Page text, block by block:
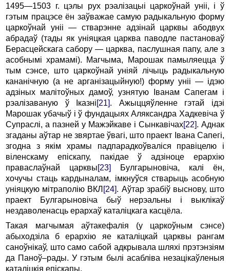
1495—1503 г. цэлы рух рэалізацыі царкоўнай уніі, і ў
гэтым працэсе ён заўважае самую радыкальную форму
царкоўнай уніі — стварэнне адзінай царквы абодвух
абрадаў (тады як уніяцкая царква паводле пастановаў
Берасцейскага сабору — царква, паслушная папу, але з
асобнымі храмамі). Магчыма, Марошак памыляецца ў
тым сэнсе, што царкоўнай уніяй лічыць радыкальную
кананічную (а не арганізацыйную!) форму уніі — ідэю
адзіных малітоўных дамоў, узнятую Іванам Сапегам і
рэалізаваную ў Іказні[21]. Ажыццяўленне гэтай ідэі
Марошак убачыў і ў фундацыях Аляксандра Хадкевіча ў
Супраслі, а пазней у Мажэйкаве і Сынкавічах[22]. Аднак
згаданы аўтар не звяртае ўвагі, што праект Івана Сапегі,
згодна з якім храмы падпарадкоўваліся правіцелю і
віленскаму епіскапу, пакідае ў адзіноце ерархію
праваслаўнай царквы[23]
Булгарыновіча, калі ён,
хочучы стаць кардыналам, імкнуўся стварыць асобную
уніяцкую мітраполію ВКЛ [24]. Аўтар зрабіў выснову, што
праект Булгарыновіча быў нерэальны і выклікаў
нездаволенасць ерархаў каталіцкага касцёла.
Такая магчымая аўтакефалія (у царкоўным сэнсе)
абыходзіла б ерархію яе каталіцкай царквы рангам
саноўнікаў, што само сабой адкрывала шляхі прэтэнзіям
да Паноў–рады. У гэтым былі асабліва незацікаўленыя
каталіцкія епіскапы.